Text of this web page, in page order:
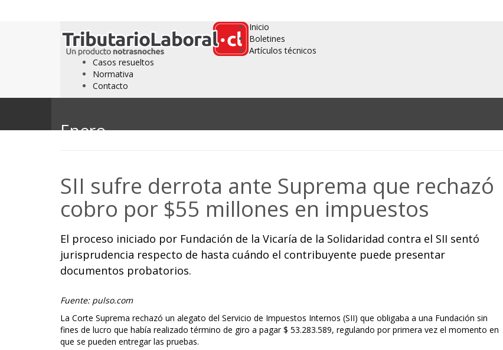
Inicio
Boletines
Artículos técnicos
Casos resueltos
Normativa
Contacto
Enero
SII sufre derrota ante Suprema que rechazó
cobro por $55 millones en impuestos
El proceso iniciado por Fundación de la Vicaría de la Solidaridad contra el SII sentó
jurisprudencia respecto de hasta cuándo el contribuyente puede presentar
documentos probatorios.
Fuente: pulso.com
La Corte Suprema rechazó un alegato del Servicio de Impuestos Internos (SII) que obligaba a una Fundación sin
fines de lucro que había realizado término de giro a pagar $ 53.283.589, regulando por primera vez el momento en
que se pueden entregar las pruebas.